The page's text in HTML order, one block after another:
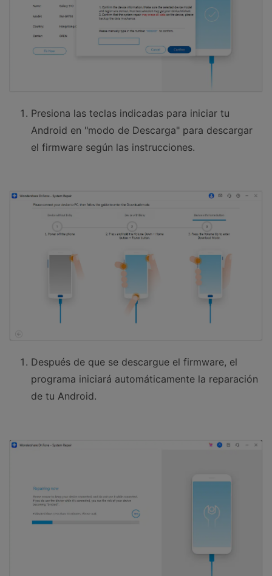
Presiona las teclas indicadas para iniciar tu
Android en "modo de Descarga" para descargar
el firmware según las instrucciones.
Después de que se descargue el firmware, el
programa iniciará automáticamente la reparación
de tu Android.